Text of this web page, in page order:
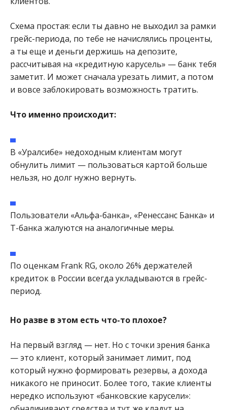
Схема простая: если ты давно не выходил за рамки
грейс-периода, по тебе не начислялись проценты,
а ты еще и деньги держишь на депозите,
рассчитывая на «кредитную карусель» — банк тебя
заметит. И может сначала урезать лимит, а потом
и вовсе заблокировать возможность тратить.
Что именно происходит:
В «Уралсибе» недоходным клиентам могут
обнулить лимит — пользоваться картой больше
нельзя, но долг нужно вернуть.
Пользователи «Альфа-банка», «Ренессанс Банка» и
Т-банка жалуются на аналогичные меры.
По оценкам Frank RG, около 26% держателей
кредиток в России всегда укладываются в грейс-
период.
Но разве в этом есть что-то плохое?
На первый взгляд — нет. Но с точки зрения банка
— это клиент, который занимает лимит, под
который нужно формировать резервы, а дохода
никакого не приносит. Более того, такие клиенты
нередко используют «банковские карусели»: